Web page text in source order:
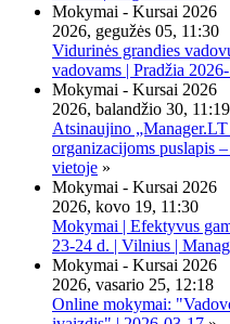
Mokymai - Kursai 2026
2026, gegužės 05, 11:30
Vidurinės grandies
vadovams | Pradžia
Mokymai - Kursai 2026
2026, balandžio 30, 11:19
Atsinaujino
organizacijoms puslapis
vietoje »
Mokymai - Kursai 2026
2026, kovo 19, 11:30
Mokymai | Efektyvus
23-24 d. | Vilnius |
Mokymai - Kursai 2026
2026, vasario 25, 12:18
Online mokymai: